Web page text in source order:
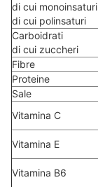
di cui monoinsaturi
di cui polinsaturi
Carboidrati
di cui zuccheri
Fibre
Proteine
Sale
Vitamina C
Vitamina E
Vitamina B6